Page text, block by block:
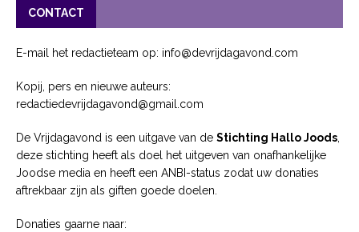
CONTACT
E-mail het redactieteam op: info@devrijdagavond.com
Kopij, pers en nieuwe auteurs:
redactiedevrijdagavond@gmail.com
De Vrijdagavond is een uitgave van de Stichting Hallo Joods,
deze stichting heeft als doel het uitgeven van onafhankelijke
Joodse media en heeft een ANBI-status zodat uw donaties
aftrekbaar zijn als giften goede doelen.
Donaties gaarne naar: